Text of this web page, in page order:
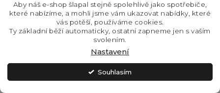
Aby náš e-shop šlapal stejně spolehlivě jako spotřebiče,
které nabízíme, a mohli jsme vám ukazovat nabídky, které
vás potěší, používáme cookies.
Ty základní běží automaticky, ostatní zapneme jen s vaším
svolením.
Nastavení
Souhlasím
SKLADEM - IHNED K
ODESLÁNÍ
21 990 Kč